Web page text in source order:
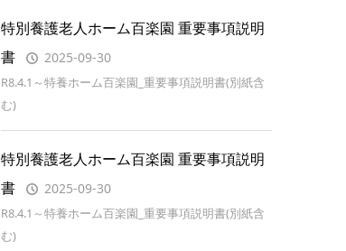
特別養護老人ホーム百楽園 重要事項説明
書
2025-09-30
R8.4.1～特養ホーム百楽園_重要事項説明書(別紙含
む)
特別養護老人ホーム百楽園 重要事項説明
書
2025-09-30
R8.4.1～特養ホーム百楽園_重要事項説明書(別紙含
む)